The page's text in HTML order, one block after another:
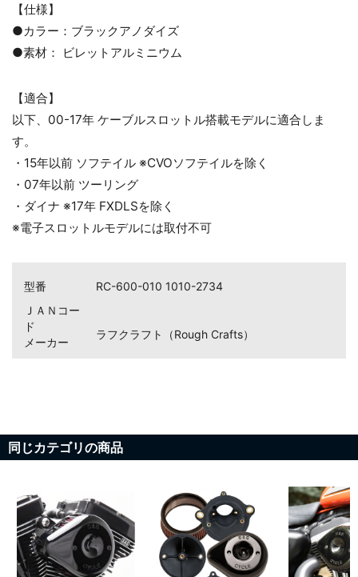
【仕様】
●カラー：ブラックアノダイズ
●素材： ビレットアルミニウム
【適合】
以下、00-17年 ケーブルスロットル搭載モデルに適合しま
す。
・15年以前 ソフテイル ※CVOソフテイルを除く
・07年以前 ツーリング
・ダイナ ※17年 FXDLSを除く
※電子スロットルモデルには取付不可
型番
RC-600-010 1010-2734
ＪＡＮコー
ド
メーカー
ラフクラフト（Rough Crafts）
同じカテゴリの商品